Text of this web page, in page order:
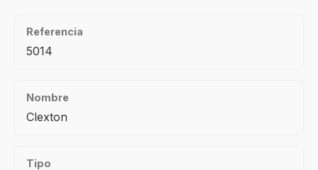
Referencia
5014
Nombre
Clexton
Tipo